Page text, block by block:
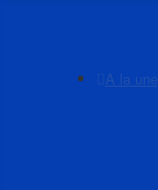
A la une